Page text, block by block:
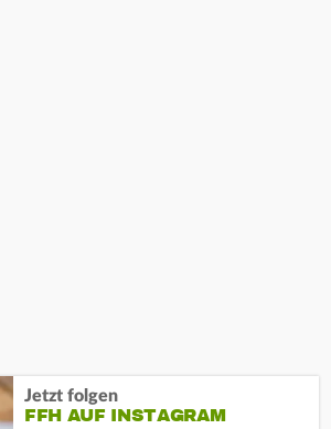
Jetzt folgen
FFH AUF INSTAGRAM